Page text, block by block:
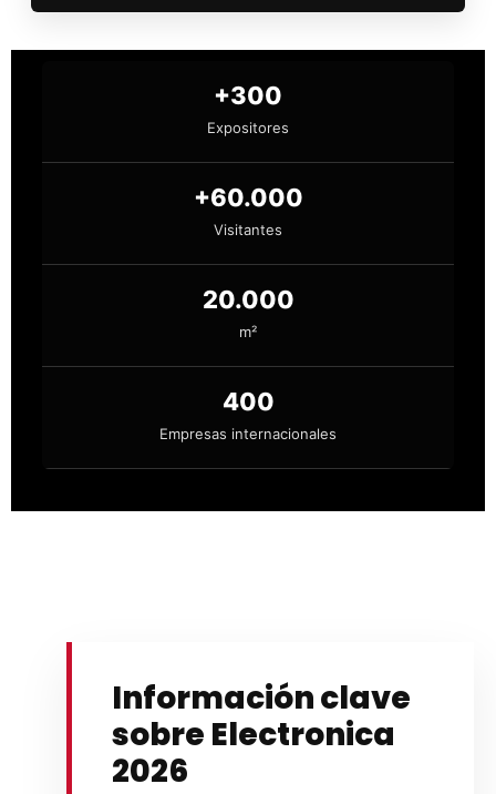
+300
Expositores
+60.000
Visitantes
20.000
m²
400
Empresas internacionales
Información clave
sobre Electronica
2026